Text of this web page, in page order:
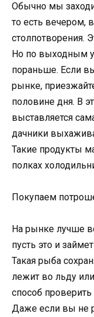
Обычно мы
то есть вечером,
столпотворения.
Но по выходным у
пораньше. Если
рынке,
половине дня. В
выставляется
дачники
Такие продукты
полках
Покупаем
На рынке лучше
пусть это и
Такая рыба
лежит во льду
способ
Даже если вы не